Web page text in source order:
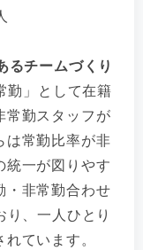
るチームづくり
勤」として在籍
常勤スタッフが
は常勤比率が非
統一が図りやす
・非常勤合わせ
り、一人ひとり
ています。